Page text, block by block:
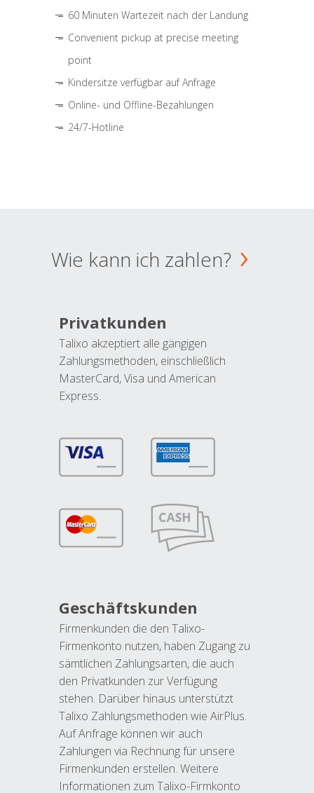
60 Minuten Wartezeit nach der Landung
Convenient pickup at precise meeting
point
Kindersitze verfügbar auf Anfrage
Online- und Offline-Bezahlungen
24/7-Hotline
Wie kann ich zahlen?
Privatkunden
Talixo akzeptiert alle gängigen
Zahlungsmethoden, einschließlich
MasterCard, Visa und American
Express.
Geschäftskunden
Firmenkunden die den Talixo-
Firmenkonto nutzen, haben Zugang zu
sämtlichen Zahlungsarten, die auch
den Privatkunden zur Verfügung
stehen. Darüber hinaus unterstützt
Talixo Zahlungsmethoden wie AirPlus.
Auf Anfrage können wir auch
Zahlungen via Rechnung für unsere
Firmenkunden erstellen. Weitere
Informationen zum Talixo-Firmkonto